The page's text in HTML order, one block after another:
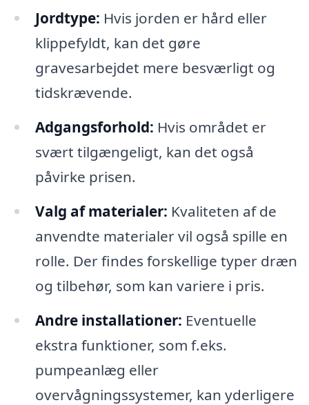
Jordtype: Hvis jorden er hård eller
klippefyldt, kan det gøre
gravesarbejdet mere besværligt og
tidskrævende.
Adgangsforhold: Hvis området er
svært tilgængeligt, kan det også
påvirke prisen.
Valg af materialer: Kvaliteten af de
anvendte materialer vil også spille en
rolle. Der findes forskellige typer dræn
og tilbehør, som kan variere i pris.
Andre installationer: Eventuelle
ekstra funktioner, som f.eks.
pumpeanlæg eller
overvågningssystemer, kan yderligere